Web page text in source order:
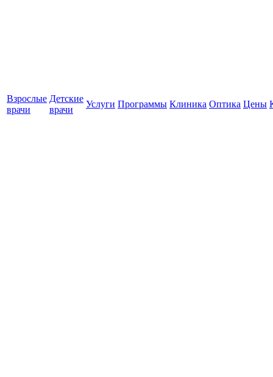
Взрослые
врачи
Детские
врачи
Услуги Программы Клиника Оптика Цены